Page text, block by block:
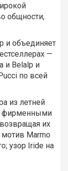
общности,
и объединяет
—
и Belalp и
по всей
из летней
фирменными
их
Marmo
узор Iride на